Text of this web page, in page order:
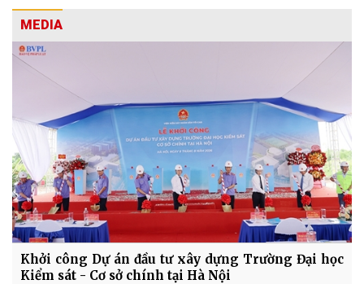
MEDIA
Khởi công Dự án đầu tư xây dựng Trường Đại học
Kiểm sát - Cơ sở chính tại Hà Nội